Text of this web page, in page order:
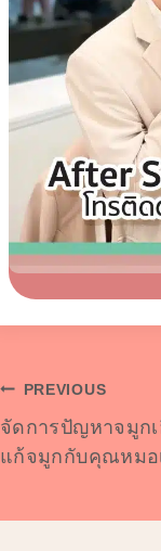
Post
PREVIOUS
จัดการปัญหาจมูกเ
แก้จมูกกับคุณหมอ